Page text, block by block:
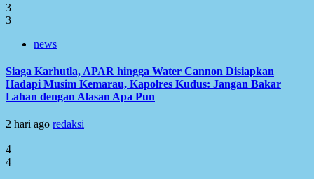
3
3
news
Siaga Karhutla, APAR hingga Water Cannon Disiapkan
Hadapi Musim Kemarau, Kapolres Kudus: Jangan Bakar
Lahan dengan Alasan Apa Pun
2 hari ago redaksi
4
4